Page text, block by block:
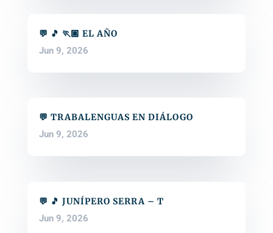
💬 🎵 🏃🏽 EL AÑO
Jun 9, 2026
💬 TRABALENGUAS EN DIÁLOGO
Jun 9, 2026
💬 🎵 JUNÍPERO SERRA – T
Jun 9, 2026